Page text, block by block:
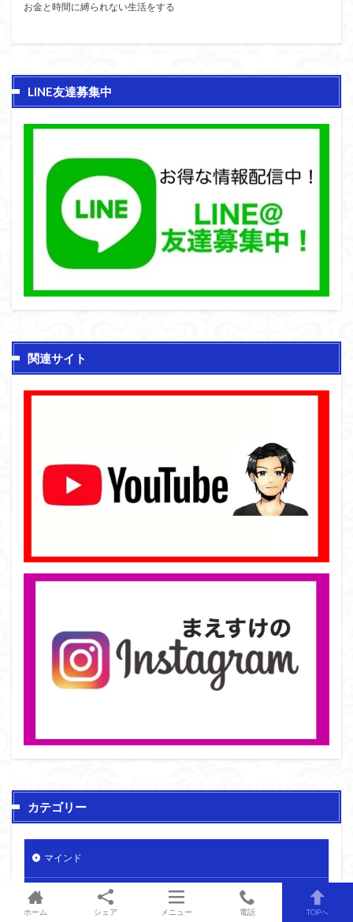
お金と時間に縛られない生活をする
LINE友達募集中
関連サイト
カテゴリー
マインド
ホーム シェア メニュー 電話 TOPへ